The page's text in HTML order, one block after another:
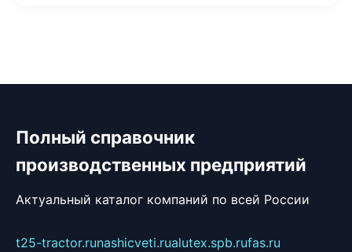
Полный справочник
производственных предприятий
Актуальный каталог компаний по всей России
t25-tractor.runashicveti.rualutex.spb.rufas.ru